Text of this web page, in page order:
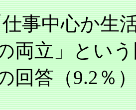
事中心か生
両立」とい
回答（9.2％